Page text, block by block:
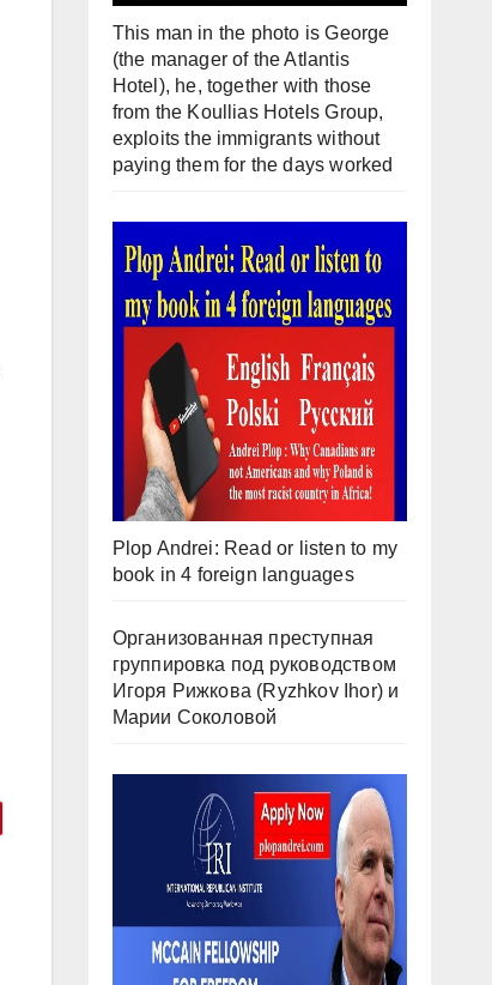
This man in the photo is George
(the manager of the Atlantis
Hotel), he, together with those
from the Koullias Hotels Group,
exploits the immigrants without
paying them for the days worked
Plop Andrei: Read or listen to my
book in 4 foreign languages
Организованная преступная
группировка под руководством
Игоря Рижкова (Ryzhkov Ihor) и
Марии Соколовой